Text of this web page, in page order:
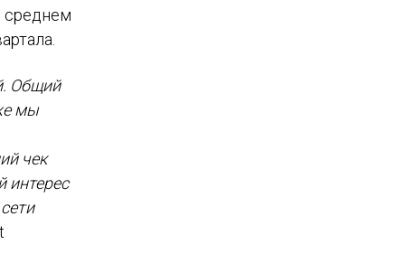
среднем
Общий
мы
чек
интерес